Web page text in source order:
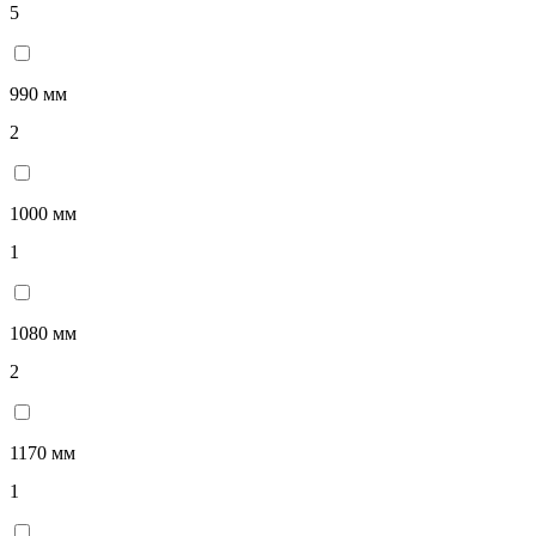
5
990 мм
2
1000 мм
1
1080 мм
2
1170 мм
1